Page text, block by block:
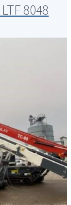
8048